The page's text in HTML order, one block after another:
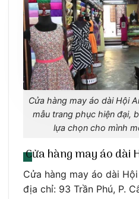
Cửa hàng may áo dài Hội
mẫu trang phục hiện đại,
lựa chọn cho mình
Cửa hàng may áo dài
Cửa hàng may áo dài
địa chỉ: 93 Trần Phú, P.